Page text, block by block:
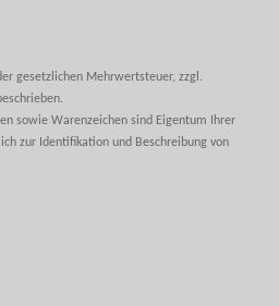
gesetzlichen Mehrwertsteuer, zzgl.
sowie Warenzeichen sind Eigentum Ihrer
zur Identifikation und Beschreibung von